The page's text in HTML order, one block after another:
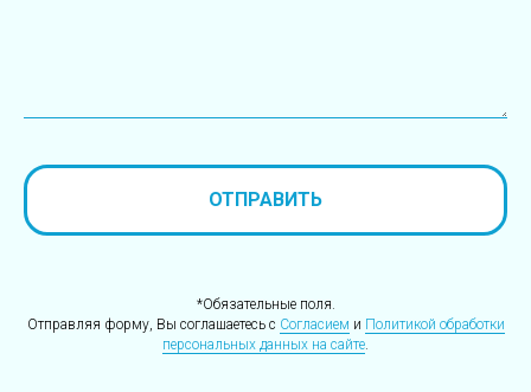
ОТПРАВИТЬ
*Обязательные поля.
Отправляя форму, Вы соглашаетесь с Согласием и Политикой обработки
персональных данных на сайте.